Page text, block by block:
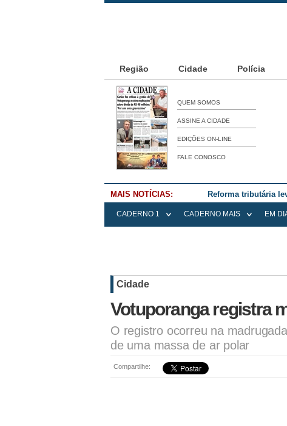
Região Cidade Polícia
QUEM SOMOS
ASSINE A CIDADE
EDIÇÕES ON-LINE
FALE CONOSCO
MAIS NOTÍCIAS: Reforma tributária
CADERNO 1 CADERNO MAIS EM
Cidade
Votuporanga registra
O registro ocorreu na
de uma massa de ar polar
Compartilhe: